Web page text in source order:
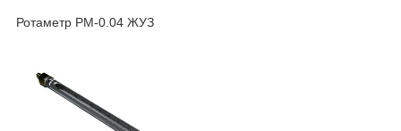
Ротаметр РМ-0.04 ЖУЗ